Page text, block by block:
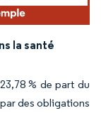
la santé
% de part du
des obligations